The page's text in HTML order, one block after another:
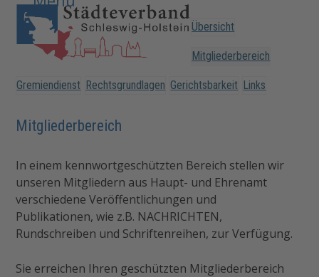
Skip
content
Open
mobile
menu
Close
mobile
menu
Übersicht
Mitgliederbereich
Gremiendienst Rechtsgrundlagen Gerichtsbarkeit Links
Mitgliederbereich
In einem kennwortgeschützten Bereich stellen wir
unseren Mitgliedern aus Haupt- und Ehrenamt
verschiedene Veröffentlichungen und
Publikationen, wie z.B. NACHRICHTEN,
Rundschreiben und Schriftenreihen, zur Verfügung.
Sie erreichen Ihren geschützten Mitgliederbereich